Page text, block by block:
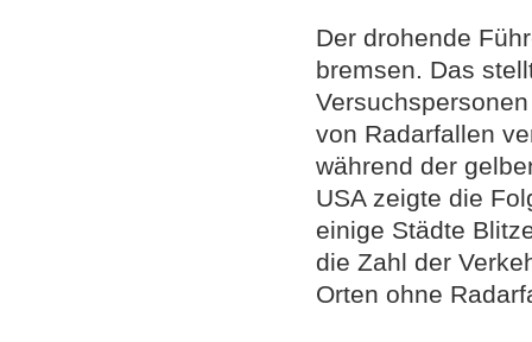
Der drohende
bremsen. Das
von Radarfallen
während der
USA zeigte die
einige Städte
die Zahl der
Orten ohne